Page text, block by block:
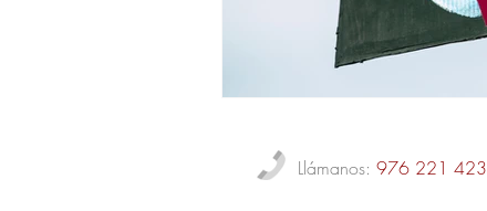
Llámanos: 976 221 423